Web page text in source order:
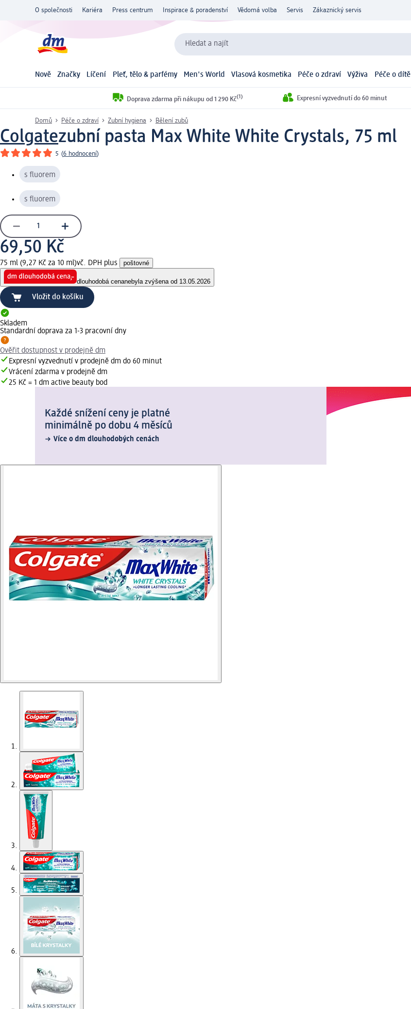
O společnosti Kariéra Press centrum Inspirace & poradenství Vědomá volba Servis Zákaznický servis
Hledat a najít
Nově Značky Líčení Pleť, tělo & parfémy Men's World Vlasová kosmetika Péče o zdraví Výživa Péče o dítě
Doprava zdarma při nákupu od 1 290 Kč(1) Expresní vyzvednutí do 60 minut
Domů Péče o zdraví Zubní hygiena Bělení zubů
Colgatezubní pasta Max White White Crystals, 75 ml
5 (6 hodnocení)
s fluorem
s fluorem
69,50 Kč
75 ml (9,27 Kč za 10 ml)vč. DPH plus poštovné
dlouhodobá cenanebyla zvýšena od 13.05.2026
Vložit do košíku
Skladem
Standardní doprava za 1-3 pracovní dny
Ověřit dostupnost v prodejně dm
Expresní vyzvednutí v prodejně dm do 60 minut
Vrácení zdarma v prodejně dm
25 Kč = 1 dm active beauty bod
Každé snížení ceny je platné
minimálně po dobu 4 měsíců
Více o dm dlouhodobých cenách